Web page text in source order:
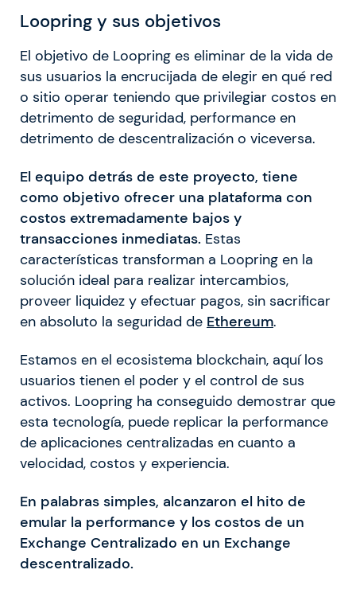
Loopring y sus objetivos
El objetivo de Loopring es eliminar de la vida de
sus usuarios la encrucijada de elegir en qué red
o sitio operar teniendo que privilegiar costos en
detrimento de seguridad, performance en
detrimento de descentralización o viceversa.
El equipo detrás de este proyecto, tiene
como objetivo ofrecer una plataforma con
costos extremadamente bajos y
transacciones inmediatas. Estas
características transforman a Loopring en la
solución ideal para realizar intercambios,
proveer liquidez y efectuar pagos, sin sacrificar
en absoluto la seguridad de Ethereum.
Estamos en el ecosistema blockchain, aquí los
usuarios tienen el poder y el control de sus
activos. Loopring ha conseguido demostrar que
esta tecnología, puede replicar la performance
de aplicaciones centralizadas en cuanto a
velocidad, costos y experiencia.
En palabras simples, alcanzaron el hito de
emular la performance y los costos de un
Exchange Centralizado en un Exchange
descentralizado.